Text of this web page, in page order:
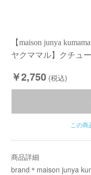
【maison junya
ヤクママル】クチュ
￥2,750 (税込)
この
商品詳細
brand＊maison junya